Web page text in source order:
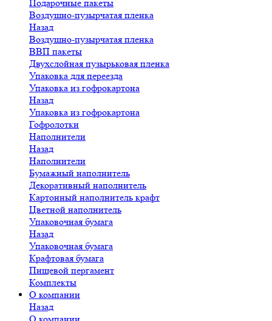
Подарочные пакеты
Воздушно-пузырчатая пленка
Назад
Воздушно-пузырчатая пленка
ВВП пакеты
Двухслойная пузырьковая пленка
Упаковка для переезда
Упаковка из гофрокартона
Назад
Упаковка из гофрокартона
Гофролотки
Наполнители
Назад
Наполнители
Бумажный наполнитель
Декоративный наполнитель
Картонный наполнитель крафт
Цветной наполнитель
Упаковочная бумага
Назад
Упаковочная бумага
Крафтовая бумага
Пищевой пергамент
Комплекты
О компании
Назад